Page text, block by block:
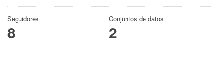
Seguidores
8
Conjuntos de datos
2